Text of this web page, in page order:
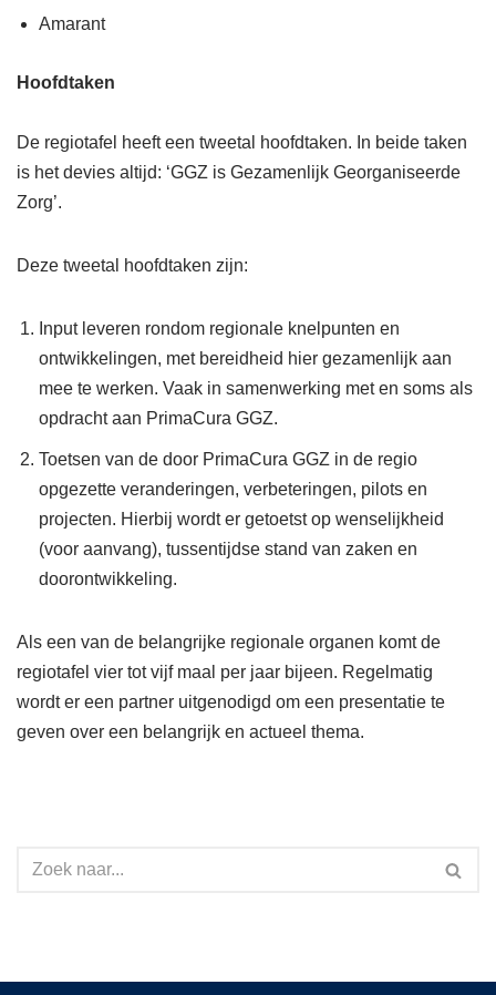
Amarant
Hoofdtaken
De regiotafel heeft een tweetal hoofdtaken. In beide taken
is het devies altijd: ‘GGZ is Gezamenlijk Georganiseerde
Zorg’.
Deze tweetal hoofdtaken zijn:
Input leveren rondom regionale knelpunten en
ontwikkelingen, met bereidheid hier gezamenlijk aan
mee te werken. Vaak in samenwerking met en soms als
opdracht aan PrimaCura GGZ.
Toetsen van de door PrimaCura GGZ in de regio
opgezette veranderingen, verbeteringen, pilots en
projecten. Hierbij wordt er getoetst op wenselijkheid
(voor aanvang), tussentijdse stand van zaken en
doorontwikkeling.
Als een van de belangrijke regionale organen komt de
regiotafel vier tot vijf maal per jaar bijeen. Regelmatig
wordt er een partner uitgenodigd om een presentatie te
geven over een belangrijk en actueel thema.